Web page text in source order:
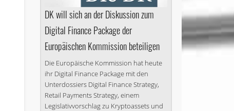
DK will sich an der Diskussion zum
Digital Finance Package der
Europäischen Kommission beteiligen
Die Europäische Kommission hat heute
ihr Digital Finance Package mit den
Unterdossiers Digital Finance Strategy,
Retail Payments Strategy, einem
Legislativvorschlag zu Kryptoassets und